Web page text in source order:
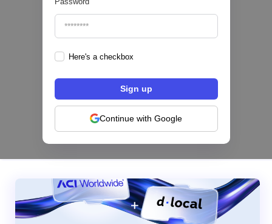
Here's a checkbox
Continue with Google
Los bancos se están dividiendo en dos
categorías frente a la IA | Mambu
August6